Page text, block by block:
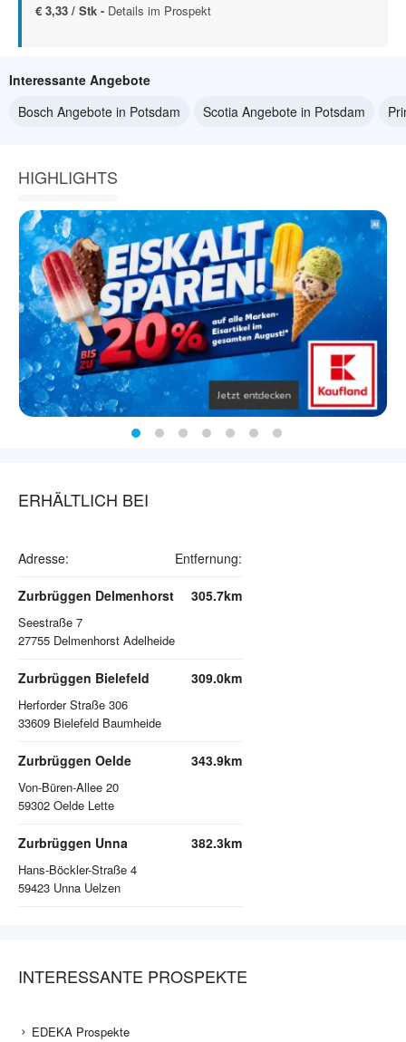
€ 3,33 / Stk - Details im Prospekt
Interessante Angebote
Bosch Angebote in Potsdam
Scotia Angebote in Potsdam
HIGHLIGHTS
ERHÄLTLICH BEI
Adresse: Entfernung:
Zurbrüggen Delmenhorst
Seestraße 7
27755 Delmenhorst Adelheide
305.7km
Zurbrüggen Bielefeld
Herforder Straße 306
33609 Bielefeld Baumheide
309.0km
Zurbrüggen Oelde
Von-Büren-Allee 20
59302 Oelde Lette
343.9km
Zurbrüggen Unna
Hans-Böckler-Straße 4
59423 Unna Uelzen
382.3km
INTERESSANTE PROSPEKTE
EDEKA Prospekte